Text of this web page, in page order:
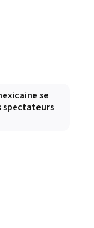
se
spectateurs